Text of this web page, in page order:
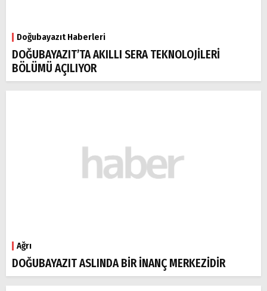
Doğubayazıt Haberleri
DOĞUBAYAZIT’TA AKILLI SERA TEKNOLOJİLERİ
BÖLÜMÜ AÇILIYOR
Ağrı
DOĞUBAYAZIT ASLINDA BİR İNANÇ MERKEZİDİR